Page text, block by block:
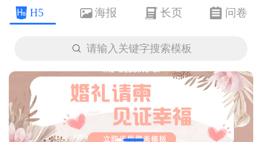
H5 海报 长页 问卷
 请输入关键字搜索模板